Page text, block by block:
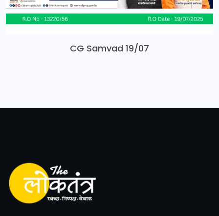
CG Samvad 19/07